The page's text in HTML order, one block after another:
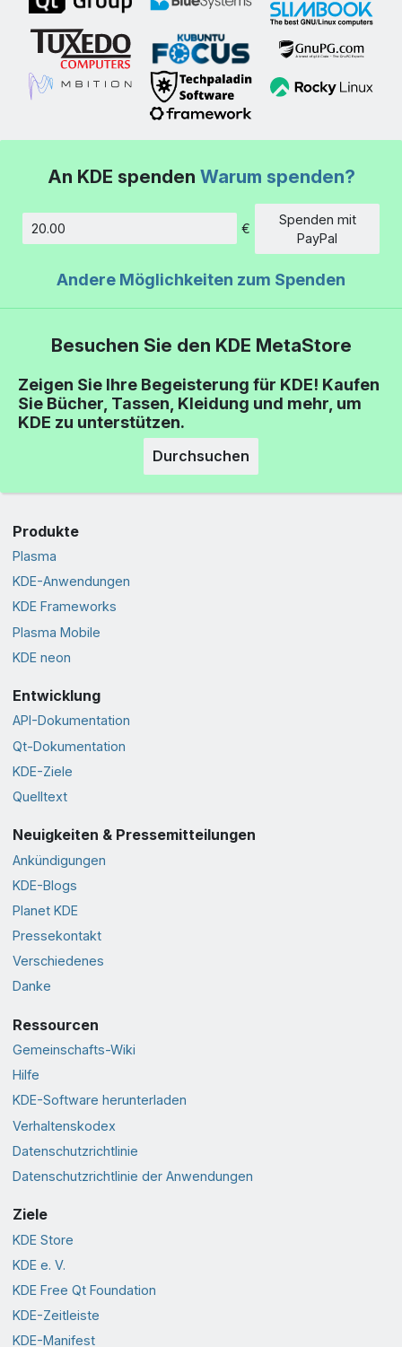
An KDE spenden Warum spenden?
€
Spenden mit
PayPal
Andere Möglichkeiten zum Spenden
Besuchen Sie den KDE MetaStore
Zeigen Sie Ihre Begeisterung für KDE! Kaufen
Sie Bücher, Tassen, Kleidung und mehr, um
KDE zu unterstützen.
Durchsuchen
Produkte
Plasma
KDE-Anwendungen
KDE Frameworks
Plasma Mobile
KDE neon
Entwicklung
API-Dokumentation
Qt-Dokumentation
KDE-Ziele
Quelltext
Neuigkeiten & Pressemitteilungen
Ankündigungen
KDE-Blogs
Planet KDE
Pressekontakt
Verschiedenes
Danke
Ressourcen
Gemeinschafts-Wiki
Hilfe
KDE-Software herunterladen
Verhaltenskodex
Datenschutzrichtlinie
Datenschutzrichtlinie der Anwendungen
Ziele
KDE Store
KDE e. V.
KDE Free Qt Foundation
KDE-Zeitleiste
KDE-Manifest